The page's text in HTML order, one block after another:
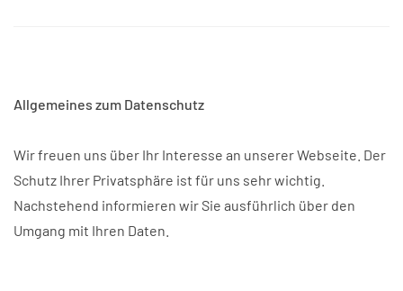
Allgemeines zum Datenschutz
Wir freuen uns über Ihr Interesse an unserer Webseite. Der
Schutz Ihrer Privatsphäre ist für uns sehr wichtig.
Nachstehend informieren wir Sie ausführlich über den
Umgang mit Ihren Daten.